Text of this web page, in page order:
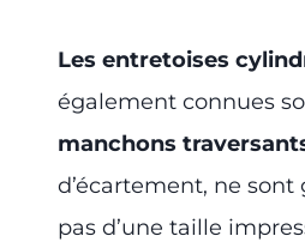
Les entretoises
également connues
manchons
d’écartement, ne
pas d’une taille